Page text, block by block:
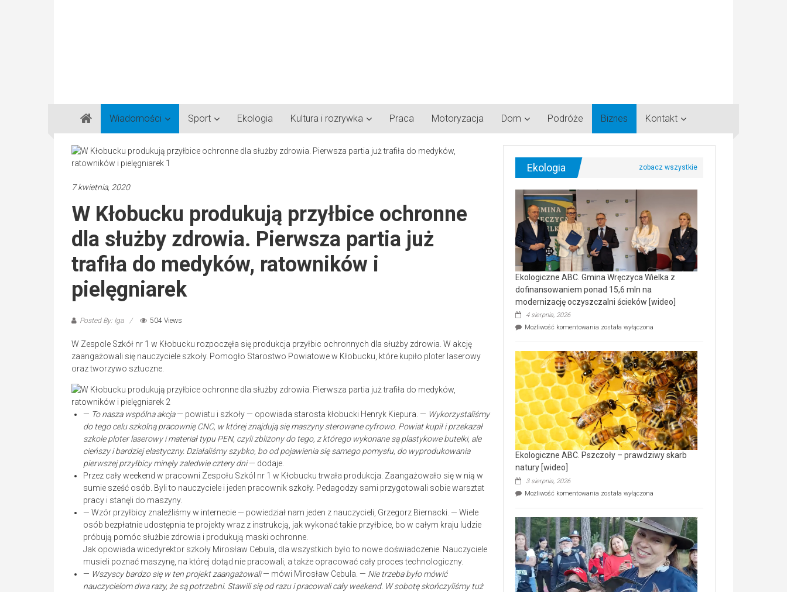
Gazeta
Regionalna
Częstochowa,
Kłobuck,
Myszków
Wiadomości Sport Ekologia Kultura i rozrywka Praca Motoryzacja Dom Podróże Biznes Kontakt
7 kwietnia, 2020
W Kłobucku produkują przyłbice ochronne
dla służby zdrowia. Pierwsza partia już
trafiła do medyków, ratowników i
pielęgniarek
Posted By: Iga 504 Views
W Zespole Szkół nr 1 w Kłobucku rozpoczęła się produkcja przyłbic ochronnych dla służby zdrowia. W akcję
zaangażowali się nauczyciele szkoły. Pomogło Starostwo Powiatowe w Kłobucku, które kupiło ploter laserowy
oraz tworzywo sztuczne.
— To nasza wspólna akcja— powiatu i szkoły — opowiada starosta kłobucki Henryk Kiepura. — Wykorzystaliśmy
do tego celu szkolną pracownię CNC, w której znajdują się maszyny sterowane cyfrowo. Powiat kupił i przekazał
szkole ploter laserowy i materiał typu PEN, czyli zbliżony do tego, z którego wykonane są plastykowe butelki, ale
cieńszy i bardziej elastyczny. Działaliśmy szybko, bo od pojawienia się samego pomysłu, do wyprodukowania
pierwszej przyłbicy minęły zaledwie cztery dni— dodaje.
Przez cały weekend w pracowni Zespołu Szkól nr 1 w Kłobucku trwała produkcja. Zaangażowało się w nią w
sumie sześć osób. Byli to nauczyciele i jeden pracownik szkoły. Pedagodzy sami przygotowali sobie warsztat
pracy i stanęli do maszyny.
— Wzór przyłbicy znaleźliśmy w internecie — powiedział nam jeden z nauczycieli, Grzegorz Biernacki. — Wiele
osób bezpłatnie udostępnia te projekty wraz z instrukcją, jak wykonać takie przyłbice, bo w całym kraju ludzie
próbują pomóc służbie zdrowia i produkują maski ochronne.
Jak opowiada wicedyrektor szkoły Mirosław Cebula, dla wszystkich było to nowe doświadczenie. Nauczyciele
musieli poznać maszynę, na której dotąd nie pracowali, a także opracować cały proces technologiczny.
— Wszyscy bardzo się w ten projekt zaangażowali— mówi Mirosław Cebula. — Nie trzeba było mówić
nauczycielom dwa razy, że są potrzebni. Stawili się od razu i pracowali cały weekend. W sobotę skończyliśmy tuż
Ekologia
Ekologiczne ABC. Gmina Wręczyca Wielka z
dofinansowaniem ponad 15,6 mln na
modernizację oczyszczalni ścieków [wideo]
4 sierpnia, 2026
Możliwość komentowania Ekologiczne
Wręczyca
Wielka
z
dofinansowaniem
ponad
15,6
mln
na
modernizację
oczyszczalni
ścieków
[wideo]
została wyłączona
Ekologiczne ABC. Pszczoły – prawdziwy skarb
natury [wideo]
3 sierpnia, 2026
Możliwość komentowania Ekologiczne
–
prawdziwy
skarb
natury
[wideo]
została wyłączona